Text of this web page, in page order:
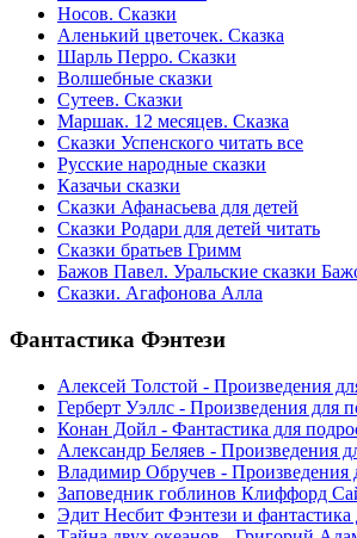
Носов. Сказки
Аленький цветочек. Сказка
Шарль Перро. Сказки
Волшебные сказки
Сутеев. Сказки
Маршак. 12 месяцев. Сказка
Сказки Успенского читать все
Русские народные сказки
Казачьи сказки
Сказки Афанасьева для детей
Сказки Родари для детей читать
Сказки братьев Гримм
Бажов Павел. Уральские сказки
Сказки. Агафонова Алла
Фантастика Фэнтези
Алексей Толстой - Произведения
Герберт Уэллс - Произведения для
Конан Дойл - Фантастика для
Александр Беляев - Произведения
Владимир Обручев - Произведения
Заповедник гоблинов Клиффорд
Эдит Несбит Фэнтези и фантастика